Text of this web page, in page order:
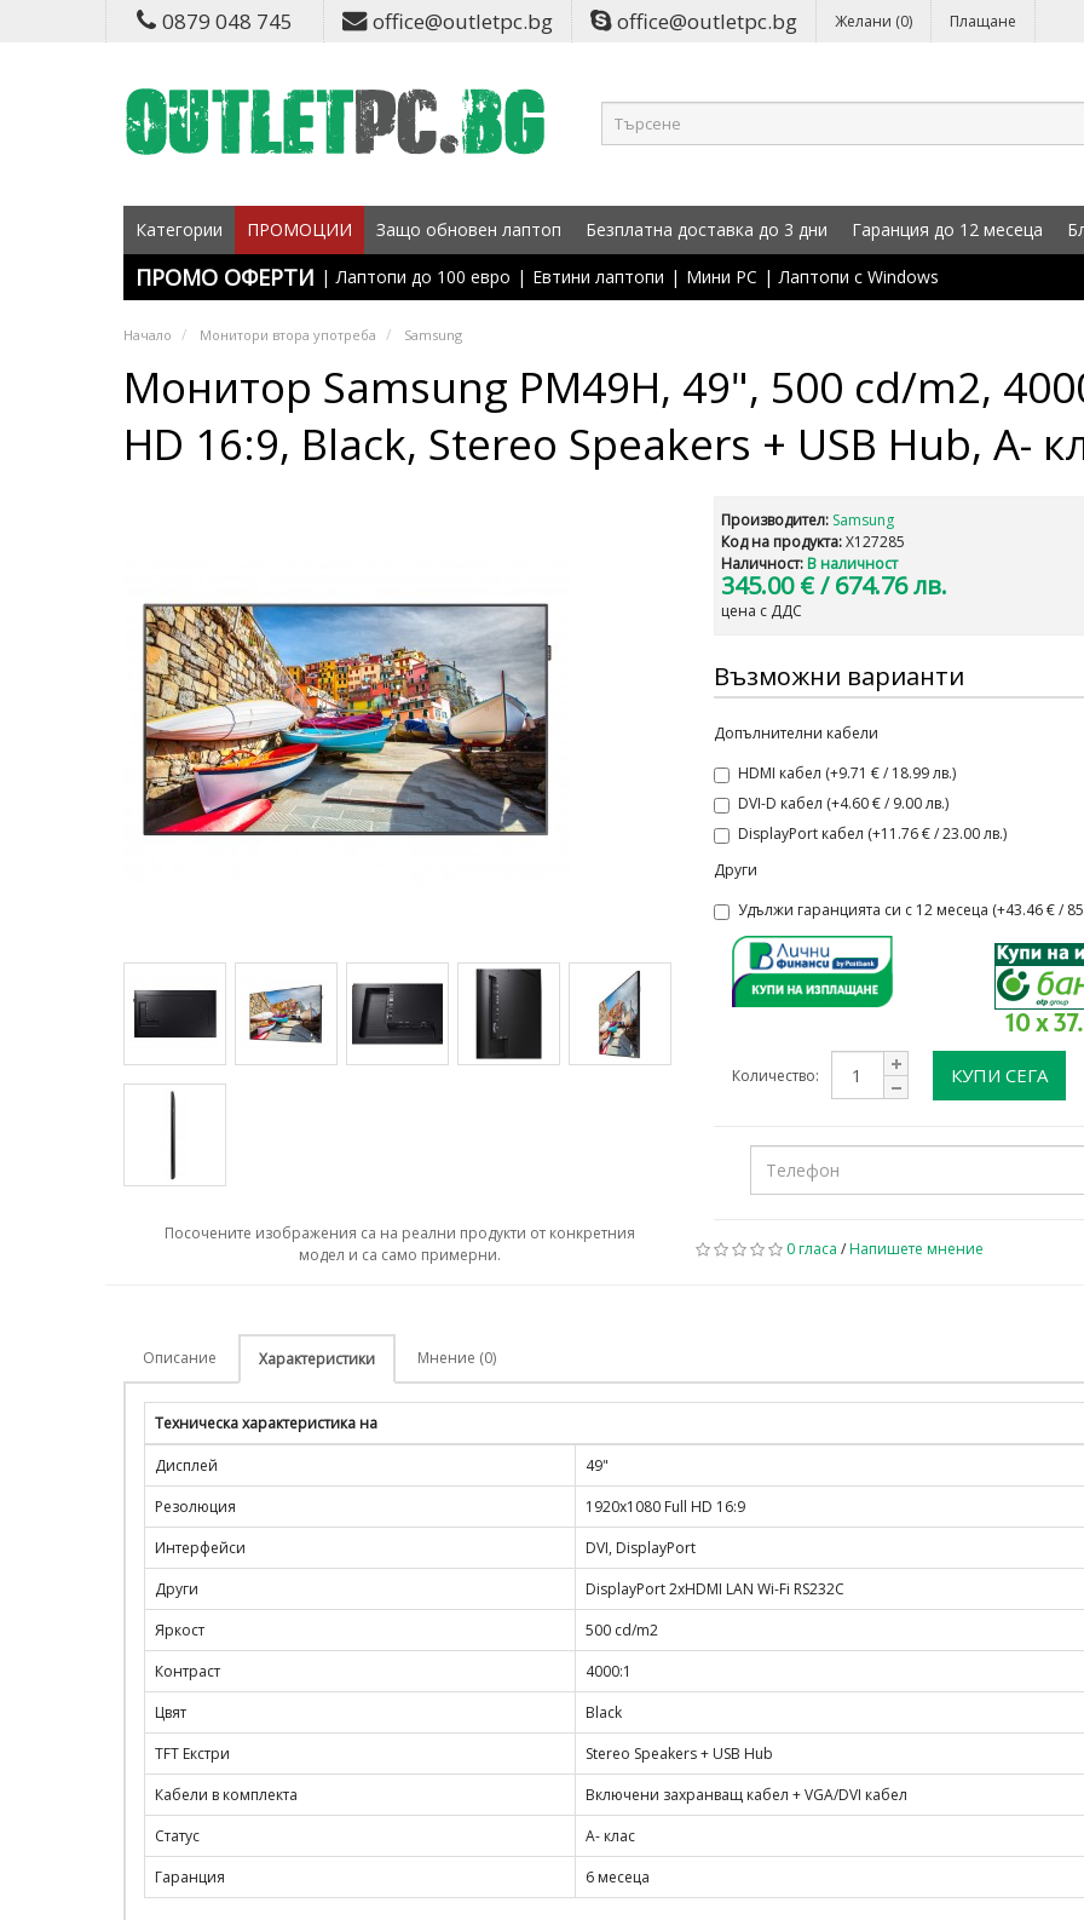
0879 048 745 office@outletpc.bg office@outletpc.bg Желани (0) Плащане
Категории ПРОМОЦИИ Защо обновен лаптоп Безплатна доставка до 3 дни Гаранция до 12 месеца
ПРОМО ОФЕРТИ | Лаптопи до 100 евро | Евтини лаптопи | Мини PC | Лаптопи с Windows
Начало Монитори втора употреба Samsung
Монитор Samsung PM49H, 49", 500 cd/m2,
HD 16:9, Black, Stereo Speakers + USB Hub, A-
Посочените изображения са на реални продукти от конкретния
модел и са само примерни.
Производител: Samsung
Код на продукта: X127285
Наличност: В наличност
345.00 € / 674.76 лв.
цена с ДДС
Възможни варианти
Допълнителни кабели
HDMI кабел (+9.71 € / 18.99 лв.)
DVI-D кабел (+4.60 € / 9.00 лв.)
DisplayPort кабел (+11.76 € / 23.00 лв.)
Други
Удължи гаранцията си с 12 месеца (+43.46 € /
10 x
Количество: КУПИ СЕГА
0 гласа /Напишете мнение
Описание Характеристики Мнение (0)
Техническа характеристика на
Дисплей
49"
Резолюция
1920x1080 Full HD 16:9
Интерфейси
DVI, DisplayPort
Други
DisplayPort 2xHDMI LAN Wi-Fi RS232C
Яркост
500 cd/m2
Контраст
4000:1
Цвят
Black
TFT Екстри
Stereo Speakers + USB Hub
Кабели в комплекта
Включени захранващ кабел + VGA/DVI кабел
Статус
A- клас
Гаранция
6 месеца